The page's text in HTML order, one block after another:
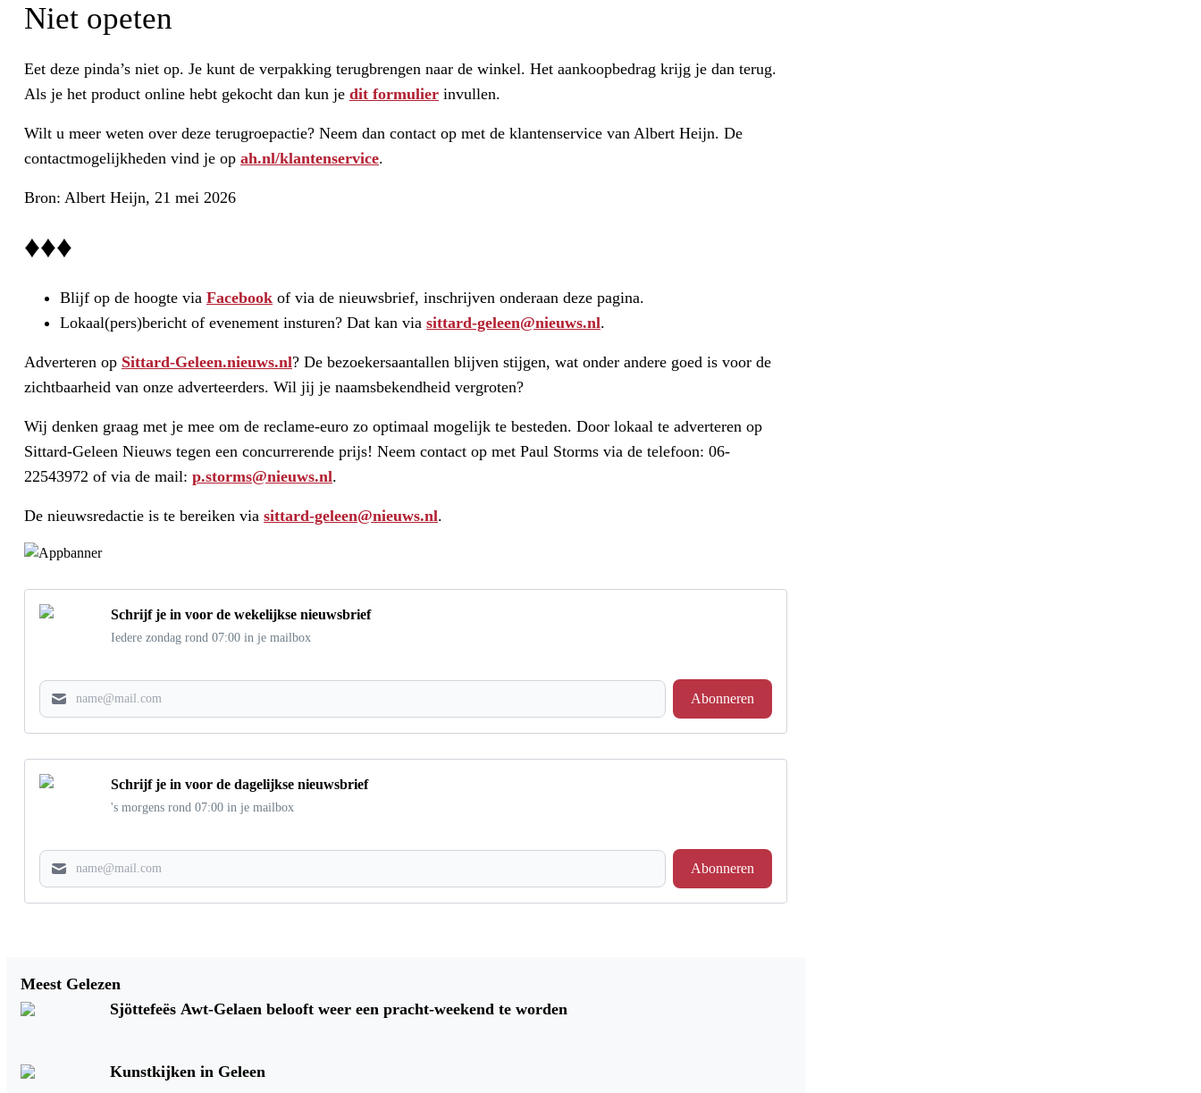
Niet opeten
Eet deze pinda’s niet op. Je kunt de verpakking terugbrengen naar de winkel. Het aankoopbedrag krijg je dan terug.
Als je het product online hebt gekocht dan kun je dit formulier invullen.
Wilt u meer weten over deze terugroepactie? Neem dan contact op met de klantenservice van Albert Heijn. De
contactmogelijkheden vind je op ah.nl/klantenservice.
Bron: Albert Heijn, 21 mei 2026
♦♦♦
Blijf op de hoogte via Facebook of via de nieuwsbrief, inschrijven onderaan deze pagina.
Lokaal(pers)bericht of evenement insturen? Dat kan via sittard-geleen@nieuws.nl.
Adverteren op Sittard-Geleen.nieuws.nl? De bezoekersaantallen blijven stijgen, wat onder andere goed is voor de
zichtbaarheid van onze adverteerders. Wil jij je naamsbekendheid vergroten?
Wij denken graag met je mee om de reclame-euro zo optimaal mogelijk te besteden. Door lokaal te adverteren op
Sittard-Geleen Nieuws tegen een concurrerende prijs! Neem contact op met Paul Storms via de telefoon: 06-
22543972 of via de mail: p.storms@nieuws.nl.
De nieuwsredactie is te bereiken via sittard-geleen@nieuws.nl.
Schrijf je in voor de wekelijkse nieuwsbrief
Iedere zondag rond 07:00 in je mailbox
Abonneren
Schrijf je in voor de dagelijkse nieuwsbrief
's morgens rond 07:00 in je mailbox
Abonneren
NAMEN BEOOGD COLLEGE
SITTARD-GELEEN BEKEND
MAASVALLEI DEEL 1
Meest Gelezen
Sjöttefeës Awt-Gelaen belooft weer een pracht-weekend te worden
Kunstkijken in Geleen